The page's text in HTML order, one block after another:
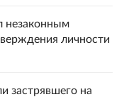
незаконным
личности
застрявшего на